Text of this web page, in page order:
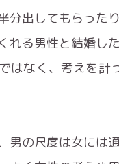
分出してもらった
れる男性と結婚し
はなく、考えを
男の尺度は女には